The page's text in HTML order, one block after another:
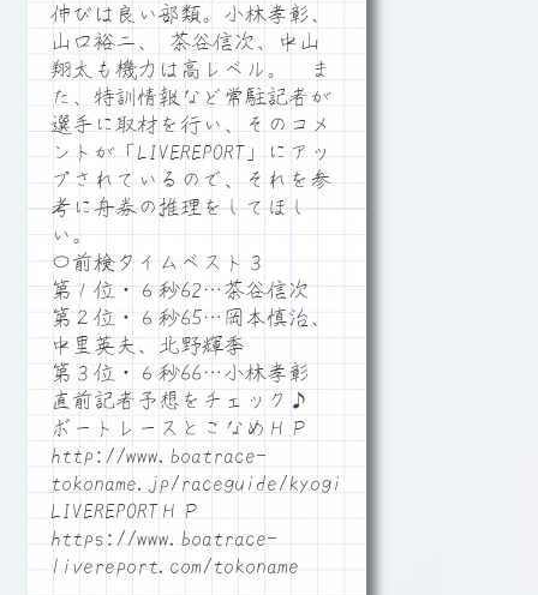
伸びは良い部類。小林孝彰、
山口裕二、 茶谷信次、中山
翔太も機力は高レベル。 ま
た、特訓情報など常駐記者が
選手に取材を行い、そのコメ
ントが「LIVEREPORT」にアッ
プされているので、それを参
考に舟券の推理をしてほし
い。
〇前検タイムベスト３
第１位・６秒62…茶谷信次
第２位・６秒65…岡本慎治、
中里英夫、北野輝季
第３位・６秒66…小林孝彰
直前記者予想をチェック♪
ボートレースとこなめＨＰ
http://www.boatrace-
tokoname.jp/raceguide/kyogi06
LIVEREPORTＨＰ
https://www.boatrace-
livereport.com/tokoname